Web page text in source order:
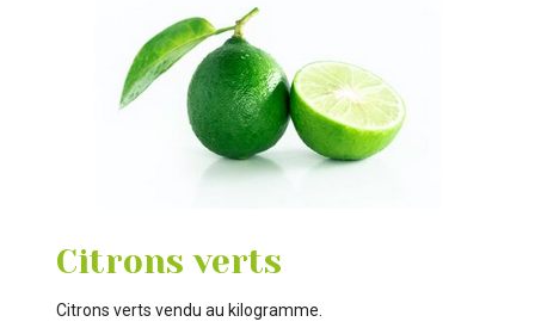
Citrons verts
Citrons verts vendu au kilogramme.